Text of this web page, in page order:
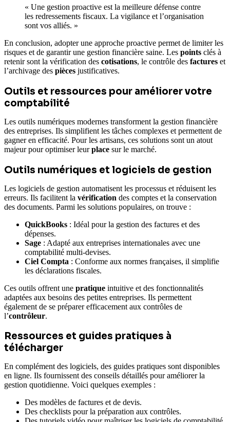
« Une gestion proactive est la meilleure défense contre
les redressements fiscaux. La vigilance et l’organisation
sont vos alliés. »
En conclusion, adopter une approche proactive permet de limiter les
risques et de garantir une gestion financière saine. Les points clés à
retenir sont la vérification des cotisations, le contrôle des factures et
l’archivage des pièces justificatives.
Outils et ressources pour améliorer votre
comptabilité
Les outils numériques modernes transforment la gestion financière
des entreprises. Ils simplifient les tâches complexes et permettent de
gagner en efficacité. Pour les artisans, ces solutions sont un atout
majeur pour optimiser leurplace sur le marché.
Outils numériques et logiciels de gestion
Les logiciels de gestion automatisent les processus et réduisent les
erreurs. Ils facilitent la vérification des comptes et la conservation
des documents. Parmi les solutions populaires, on trouve :
QuickBooks : Idéal pour la gestion des factures et des
dépenses.
Sage : Adapté aux entreprises internationales avec une
comptabilité multi-devises.
Ciel Compta : Conforme aux normes françaises, il simplifie
les déclarations fiscales.
Ces outils offrent une pratique intuitive et des fonctionnalités
adaptées aux besoins des petites entreprises. Ils permettent
également de se préparer efficacement aux contrôles de
l’contrôleur.
Ressources et guides pratiques à
télécharger
En complément des logiciels, des guides pratiques sont disponibles
en ligne. Ils fournissent des conseils détaillés pour améliorer la
gestion quotidienne. Voici quelques exemples :
Des modèles de factures et de devis.
Des checklists pour la préparation aux contrôles.